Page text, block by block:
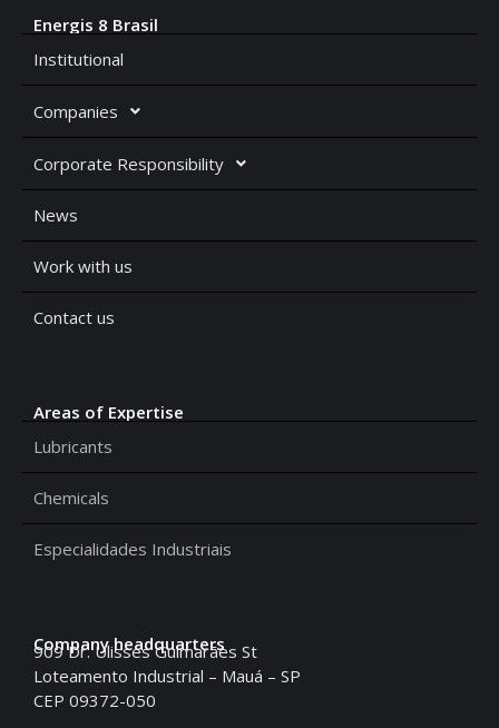
Energis 8 Brasil
Institutional
Companies
Corporate Responsibility
News
Work with us
Contact us
Areas of Expertise
Lubricants
Chemicals
Especialidades Industriais
Company headquarters
909 Dr. Ulisses Guimarães St
Loteamento Industrial – Mauá – SP
CEP 09372-050